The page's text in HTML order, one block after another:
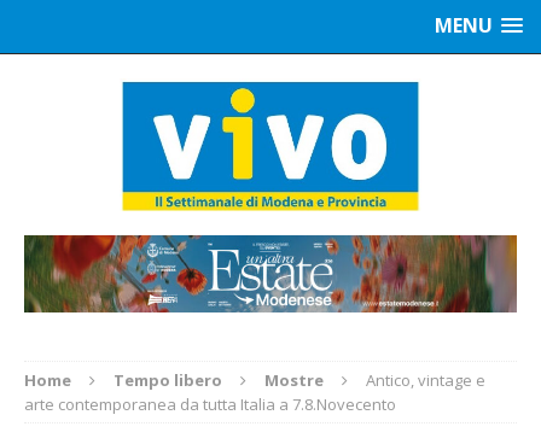
MENU
Home Tempo libero Mostre
Antico, vintage e
arte contemporanea da tutta Italia a 7.8.Novecento